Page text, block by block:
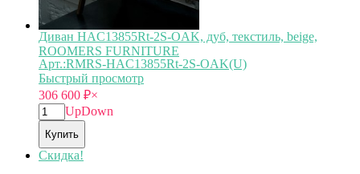
Диван HAC13855Rt-2S-OAK, дуб, текстиль, beige,
ROOMERS FURNITURE
Арт.:RMRS-HAC13855Rt-2S-OAK(U)
Быстрый просмотр
306 600 ₽×
UpDown
Купить
Скидка!